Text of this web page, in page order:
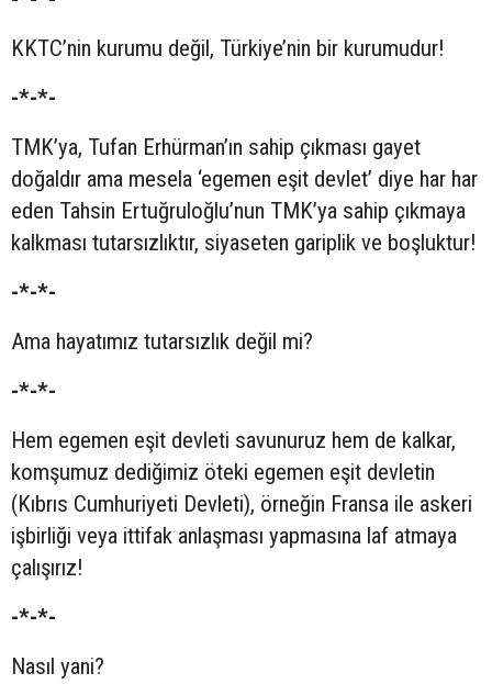
KKTC’nin kurumu değil, Türkiye’nin bir kurumudur!
-*-*-
TMK’ya, Tufan Erhürman’ın sahip çıkması gayet
doğaldır ama mesela ‘egemen eşit devlet’ diye har har
eden Tahsin Ertuğruloğlu’nun TMK’ya sahip çıkmaya
kalkması tutarsızlıktır, siyaseten gariplik ve boşluktur!
-*-*-
Ama hayatımız tutarsızlık değil mi?
-*-*-
Hem egemen eşit devleti savunuruz hem de kalkar,
komşumuz dediğimiz öteki egemen eşit devletin
(Kıbrıs Cumhuriyeti Devleti), örneğin Fransa ile askeri
işbirliği veya ittifak anlaşması yapmasına laf atmaya
çalışırız!
-*-*-
Nasıl yani?